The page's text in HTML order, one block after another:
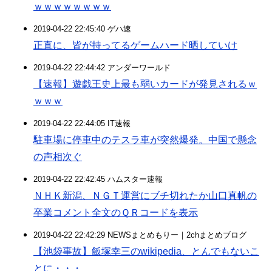
ｗｗｗｗｗｗｗｗ
2019-04-22 22:45:40 ゲハ速
正直に、皆が持ってるゲームハード晒していけ
2019-04-22 22:44:42 アンダーワールド
【速報】遊戯王史上最も弱いカードが発見されるｗ
ｗｗｗ
2019-04-22 22:44:05 IT速報
駐車場に停車中のテスラ車が突然爆発。中国で懸念
の声相次ぐ
2019-04-22 22:42:45 ハムスター速報
ＮＨＫ新潟、ＮＧＴ運営にブチ切れたか山口真帆の
卒業コメント全文のＱＲコードを表示
2019-04-22 22:42:29 NEWSまとめもりー｜2chまとめブログ
【池袋事故】飯塚幸三のwikipedia、とんでもないこ
とに・・・